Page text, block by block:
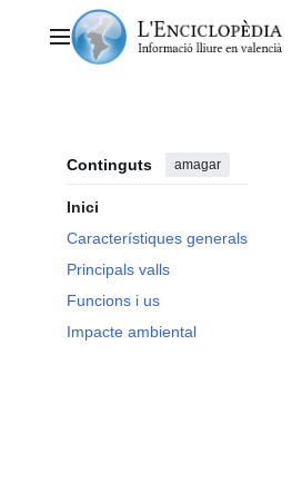
contingutMenú principal
Continguts amagar
Inici
Característiques generals
Principals valls
Funcions i us
Impacte ambiental